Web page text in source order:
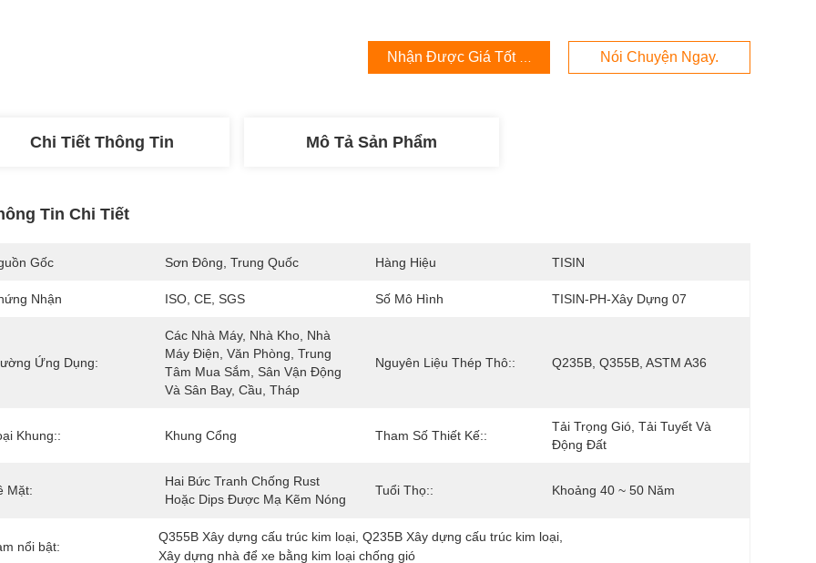
Nhận Được Giá Tốt Nhất Nói Chuyện Ngay.
Chi Tiết Thông Tin Mô Tả Sản Phẩm
Tin Chi Tiết
Gốc Sơn Đông, Trung Quốc Hàng Hiệu TISIN
Nhận ISO, CE, SGS Số Mô Hình TISIN-PH-Xây Dựng 07
Ứng Dụng:
Các Nhà Máy, Nhà Kho, Nhà
Máy Điện, Văn Phòng, Trung
Tâm Mua Sắm, Sân Vận Động
Và Sân Bay, Cầu, Tháp
Nguyên Liệu Thép Thô:: Q235B, Q355B, ASTM A36
Khung:: Khung Cổng Tham Số Thiết Kế::
Tải Trọng Gió, Tải Tuyết Và
Động Đất
Mặt:
Hai Bức Tranh Chống Rust
Hoặc Dips Được Mạ Kẽm Nóng
Tuổi Thọ:: Khoảng 40 ~ 50 Năm
nổi bật:
Q355B Xây dựng cấu trúc kim loại , Q235B Xây dựng cấu trúc kim loại
Xây dựng nhà để xe bằng kim loại chống gió